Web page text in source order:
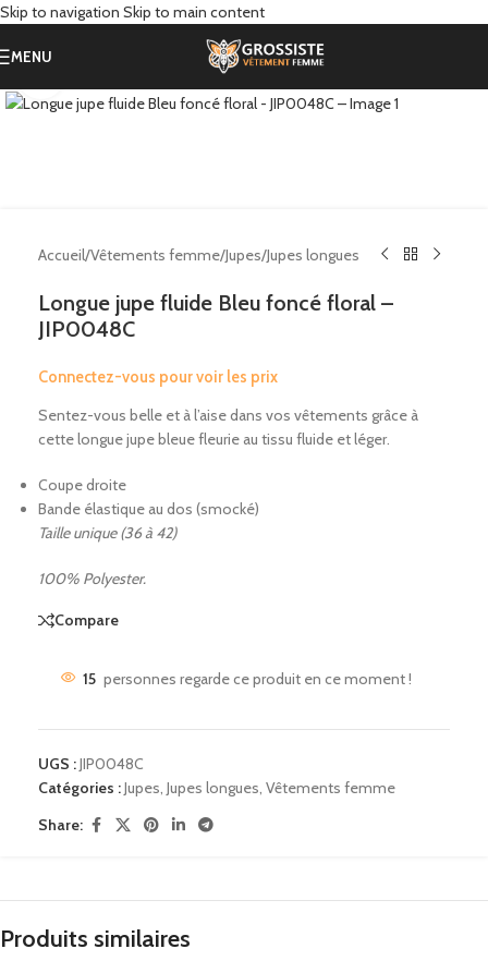
Skip to navigation Skip to main content
MENU
Accueil/Vêtements femme/Jupes/Jupes longues
Longue jupe fluide Bleu foncé floral –
JIP0048C
Connectez-vous pour voir les prix
Sentez-vous belle et à l’aise dans vos vêtements grâce à
cette longue jupe bleue fleurie au tissu fluide et léger.
Coupe droite
Bande élastique au dos (smocké)
Taille unique (36 à 42)
100% Polyester.
Compare
15 personnes regarde ce produit en ce moment !
UGS :JIP0048C
Catégories :Jupes Jupes longues Vêtements femme
Share:
Produits similaires